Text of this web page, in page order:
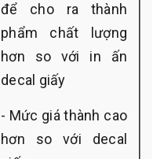
để cho ra thành
phẩm chất lượng
hơn so với in ấn
decal giấy
- Mức giá thành cao
hơn so với decal